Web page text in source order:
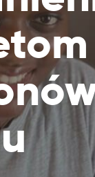
Uratuj
głodu
już
dociera